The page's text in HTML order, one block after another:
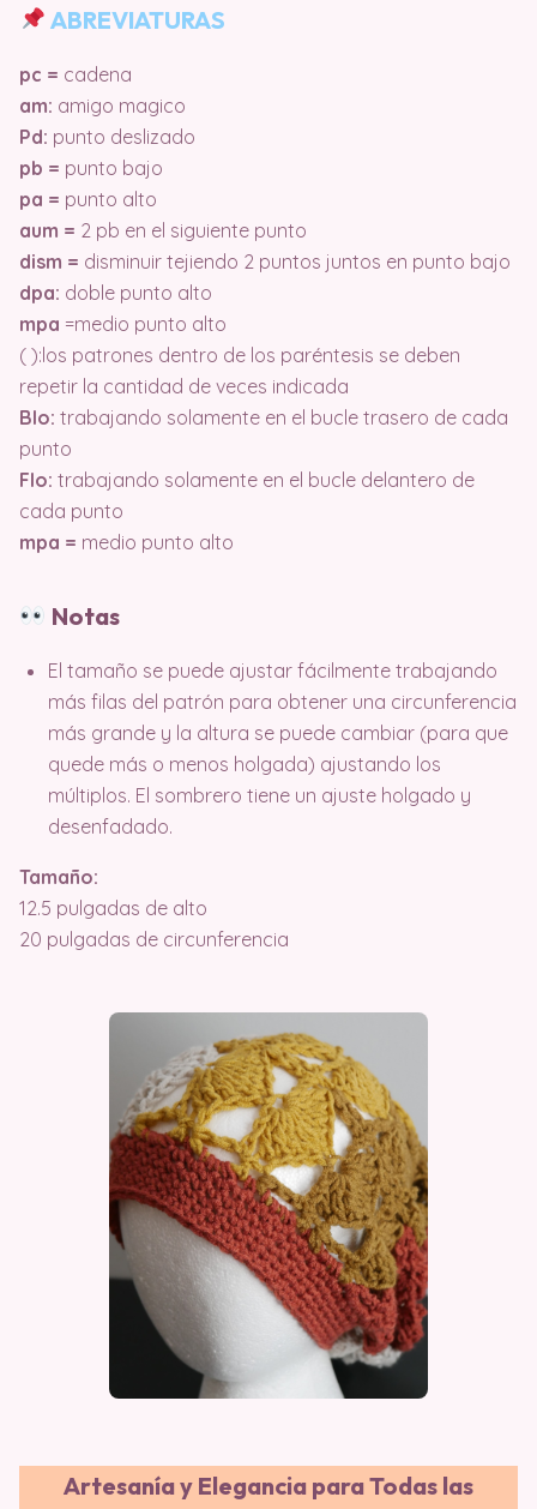
ABREVIATURAS
pc = cadena
am: amigo magico
Pd: punto deslizado
pb = punto bajo
pa = punto alto
aum = 2 pb en el siguiente punto
dism = disminuir tejiendo 2 puntos juntos en punto bajo
dpa: doble punto alto
mpa =medio punto alto
( ):los patrones dentro de los paréntesis se deben
repetir la cantidad de veces indicada
Blo: trabajando solamente en el bucle trasero de cada
punto
Flo: trabajando solamente en el bucle delantero de
cada punto
mpa = medio punto alto
Notas
El tamaño se puede ajustar fácilmente trabajando
más filas del patrón para obtener una circunferencia
más grande y la altura se puede cambiar (para que
quede más o menos holgada) ajustando los
múltiplos. El sombrero tiene un ajuste holgado y
desenfadado.
Tamaño:
12.5 pulgadas de alto
20 pulgadas de circunferencia
Artesanía y Elegancia para Todas las